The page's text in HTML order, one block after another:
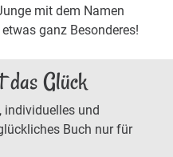
mit dem Namen
ganz Besonderes!
das Glück
individuelles und
Buch nur für